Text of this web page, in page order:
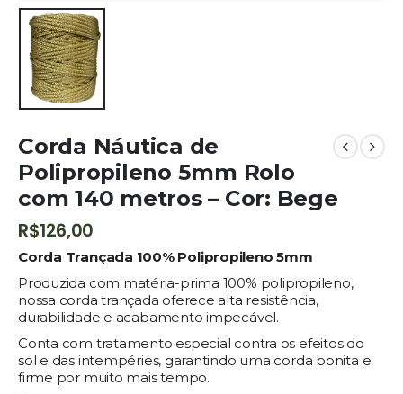
Corda Náutica de
Polipropileno 5mm Rolo
com 140 metros – Cor: Bege
R$126,00
Corda Trançada 100% Polipropileno 5mm
Produzida com matéria-prima 100% polipropileno,
nossa corda trançada oferece alta resistência,
durabilidade e acabamento impecável.
Conta com tratamento especial contra os efeitos do
sol e das intempéries, garantindo uma corda bonita e
firme por muito mais tempo.